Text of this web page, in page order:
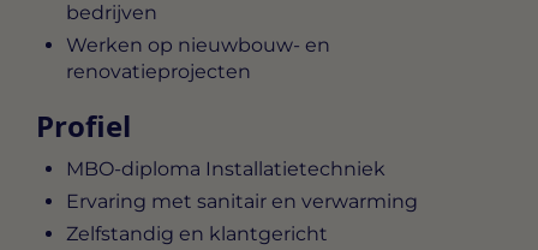
bedrijven
Werken op nieuwbouw- en
renovatieprojecten
Profiel
MBO-diploma Installatietechniek
Ervaring met sanitair en verwarming
Zelfstandig en klantgericht